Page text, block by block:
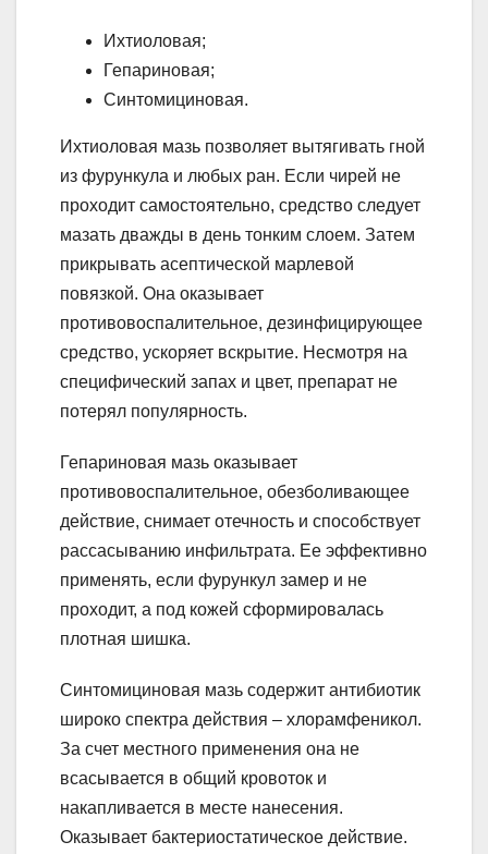
Ихтиоловая;
Гепариновая;
Синтомициновая.
Ихтиоловая мазь позволяет вытягивать гной
из фурункула и любых ран. Если чирей не
проходит самостоятельно, средство следует
мазать дважды в день тонким слоем. Затем
прикрывать асептической марлевой
повязкой. Она оказывает
противовоспалительное, дезинфицирующее
средство, ускоряет вскрытие. Несмотря на
специфический запах и цвет, препарат не
потерял популярность.
Гепариновая мазь оказывает
противовоспалительное, обезболивающее
действие, снимает отечность и способствует
рассасыванию инфильтрата. Ее эффективно
применять, если фурункул замер и не
проходит, а под кожей сформировалась
плотная шишка.
Синтомициновая мазь содержит антибиотик
широко спектра действия – хлорамфеникол.
За счет местного применения она не
всасывается в общий кровоток и
накапливается в месте нанесения.
Оказывает бактериостатическое действие.